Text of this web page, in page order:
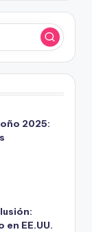
2025:
EE.UU.